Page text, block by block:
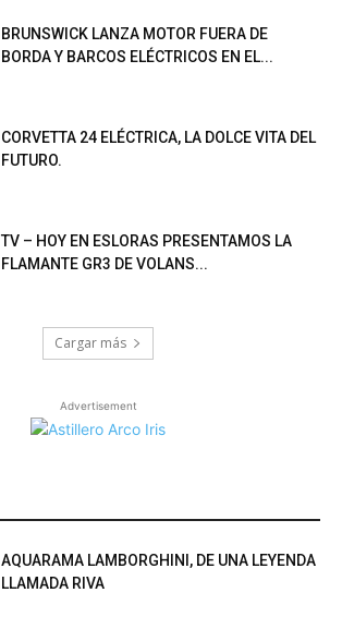
BRUNSWICK LANZA MOTOR FUERA DE
BORDA Y BARCOS ELÉCTRICOS EN EL...
CORVETTA 24 ELÉCTRICA, LA DOLCE VITA DEL
FUTURO.
TV – HOY EN ESLORAS PRESENTAMOS LA
FLAMANTE GR3 DE VOLANS...
Cargar más
Advertisement
AQUARAMA LAMBORGHINI, DE UNA LEYENDA
LLAMADA RIVA